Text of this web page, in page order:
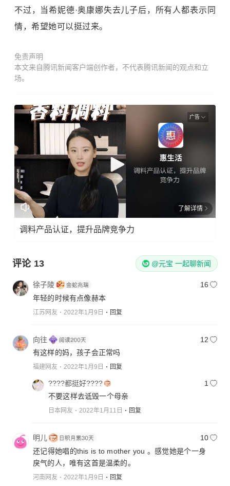
不过，当希妮德·奥康娜失去儿子后，所有人都表示同
情，希望她可以挺过来。
免责声明
本文来自腾讯新闻客户端创作者，不代表腾讯新闻的观点和立
场。
广告
了解详情
调料产品认证，提升品牌竞争力
评论 13 @元宝 一起聊新闻
徐子陵
16
年轻的时候有点像赫本
江苏网友 2022年1月9日 回复
向往
12
有这样的妈，孩子会正常吗
福建网友 2022年1月9日 回复
????都挺好????
1
不要这样去诋毁一个母亲
日本网友 2022年1月11日 回复
明儿
10
还记得她唱的this is to mother you 。感觉她是个一身
戾气的人，唯有这首是温柔的。
河南网友 2022年1月9日 回复